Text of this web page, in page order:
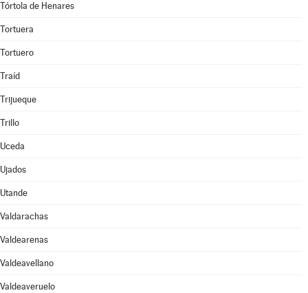
Tórtola de Henares
Tortuera
Tortuero
Traíd
Trijueque
Trillo
Uceda
Ujados
Utande
Valdarachas
Valdearenas
Valdeavellano
Valdeaveruelo